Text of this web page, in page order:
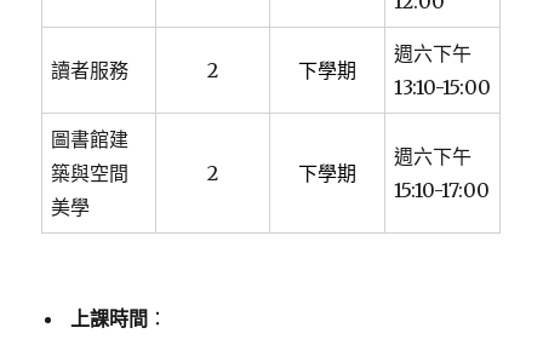
讀者服務 2 下學期
週六下午
13:10-15:00
圖書館建
築與空間
美學
2 下學期
週六下午
15:10-17:00
上課時間 ：